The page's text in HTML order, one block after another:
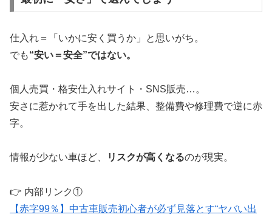
仕入れ＝「いかに安く買うか」と思いがち。
でも“安い＝安全”ではない。
個人売買・格安仕入れサイト・SNS販売…。
安さに惹かれて手を出した結果、整備費や修理費で逆に赤
字。
情報が少ない車ほど、 リスクが高くなるのが現実。
👉 内部リンク①
【赤字99％】中古車販売初心者が必ず見落とす“ヤバい出